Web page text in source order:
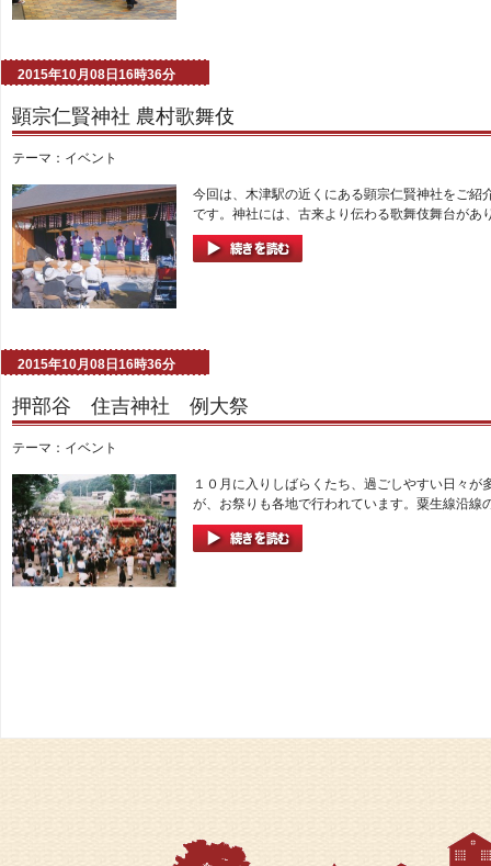
2015年10月08日16時36分
顕宗仁賢神社 農村歌舞伎
テーマ： イベント
今回は、木津駅の近くにある顕宗仁賢神社をご
です。神社には、古来より伝わる歌舞伎舞台があ
2015年10月08日16時36分
押部谷 住吉神社 例大祭
テーマ： イベント
１０月に入りしばらくたち、過ごしやすい日々
が、お祭りも各地で行われています。粟生線沿線